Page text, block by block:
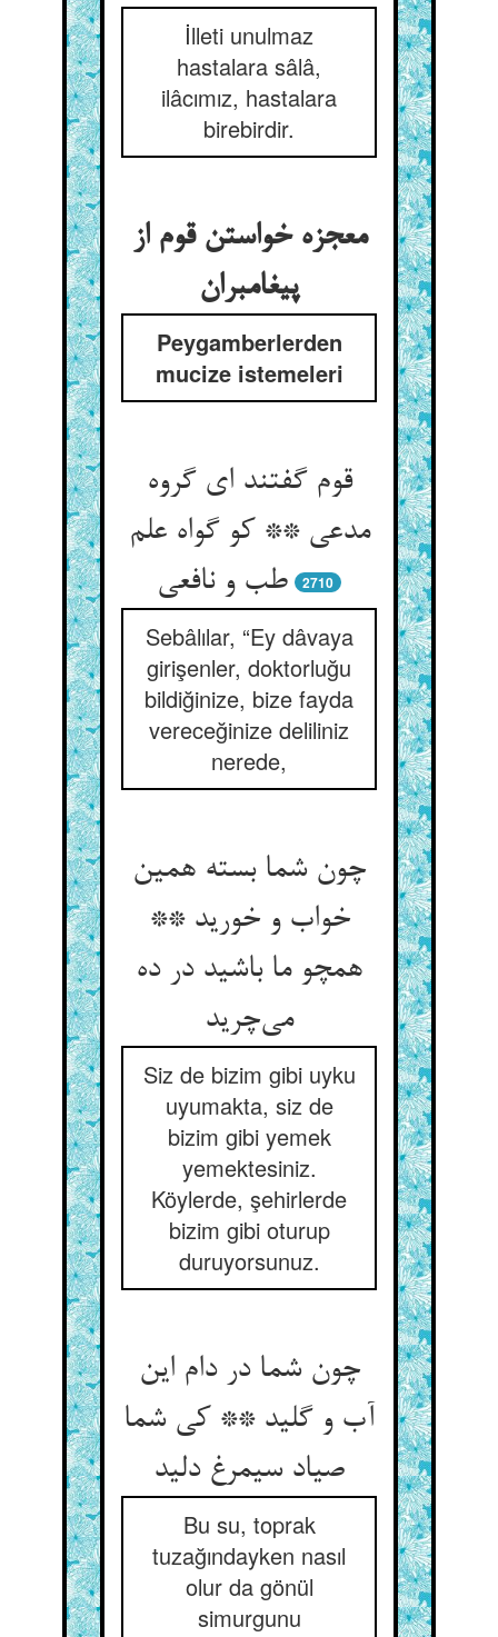
İlleti unulmaz
hastalara sâlâ,
ilâcımız, hastalara
birebirdir.
معجزه خواستن قوم از
پیغامبران
Peygamberlerden
mucize istemeleri
قوم گفتند ای گروه
مدعی ** کو گواه علم
طب و نافعی
2710
Sebâlılar, “Ey dâvaya
girişenler, doktorluğu
bildiğinize, bize fayda
vereceğinize deliliniz
nerede,
چون شما بسته همین
خواب و خورید **
همچو ما باشید در ده
می‌چرید
Siz de bizim gibi uyku
uyumakta, siz de
bizim gibi yemek
yemektesiniz.
Köylerde, şehirlerde
bizim gibi oturup
duruyorsunuz.
چون شما در دام این
آب و گلید ** کی شما
صیاد سیمرغ دلید
Bu su, toprak
tuzağındayken nasıl
olur da gönül
simurgunu